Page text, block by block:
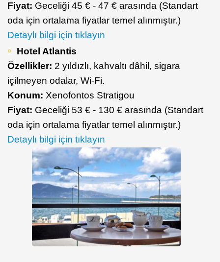
Fiyat: Geceliği 45 € - 47 € arasında (Standart
oda için ortalama fiyatlar temel alınmıştır.)
Detaylı bilgi için tıklayın
Hotel Atlantis
Özellikler: 2 yıldızlı, kahvaltı dâhil, sigara
içilmeyen odalar, Wi-Fi.
Konum: Xenofontos Stratigou
Fiyat: Geceliği 53 € - 130 € arasında (Standart
oda için ortalama fiyatlar temel alınmıştır.)
Detaylı bilgi için tıklayın